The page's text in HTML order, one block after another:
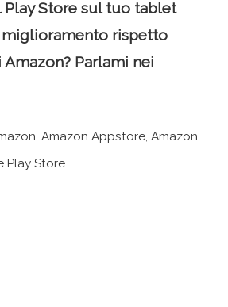
Play Store sul tuo tablet
miglioramento rispetto
Parlami nei
Amazon Appstore, Amazon
Play Store.